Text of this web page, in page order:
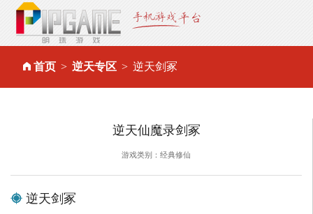
首页 逆天专区 逆天剑冢
逆天仙魔录剑冢
游戏类别：经典修仙
逆天剑冢